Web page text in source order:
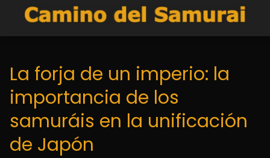
La forja de un imperio: la
importancia de los
samuráis en la unificación
de Japón